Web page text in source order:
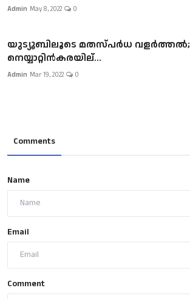
Admin May 8, 2022 0
യുട്യൂബിലൂടെ മതസ്പര്‍ധ വളര്‍ത്തല്‍;
നെയ്യാറ്റിന്‍കരയില്...
Admin Mar 19, 2022 0
Comments
Name
Email
Comment